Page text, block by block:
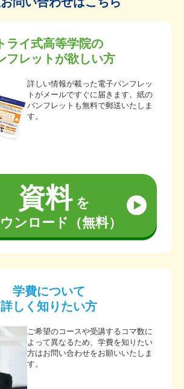
トライ式高等学院の
フレットが欲しい方
詳しい情報が載った電子パンフレッ
トがメールですぐに届きます。紙の
パンフレットも無料で郵送いたしま
す。
資料を
ンロード（無料）
学費について
詳しく知りたい方
ご希望のコースや受講するコマ数に
よって異なるため、学費を知りたい
方はお問い合わせをお願いいたしま
す。